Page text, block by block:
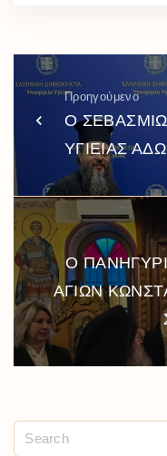
Προηγούμενο
Ο
ΥΓΙΕΙΑΣ
Ο
ΑΓΙΩΝ